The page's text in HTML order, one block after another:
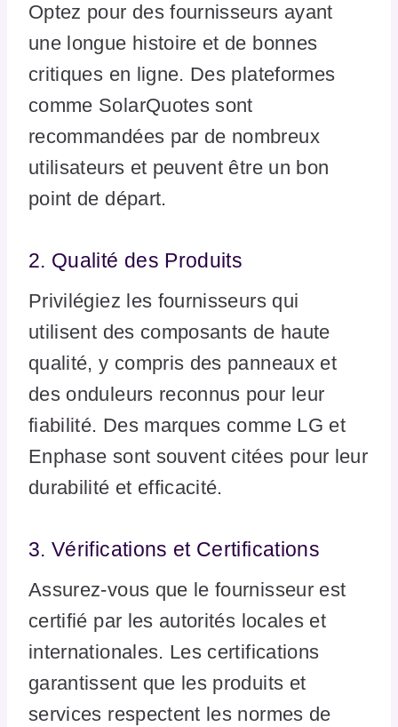
Optez pour des fournisseurs ayant
une longue histoire et de bonnes
critiques en ligne. Des plateformes
comme SolarQuotes sont
recommandées par de nombreux
utilisateurs et peuvent être un bon
point de départ.
2. Qualité des Produits
Privilégiez les fournisseurs qui
utilisent des composants de haute
qualité, y compris des panneaux et
des onduleurs reconnus pour leur
fiabilité. Des marques comme LG et
Enphase sont souvent citées pour leur
durabilité et efficacité.
3. Vérifications et Certifications
Assurez-vous que le fournisseur est
certifié par les autorités locales et
internationales. Les certifications
garantissent que les produits et
services respectent les normes de